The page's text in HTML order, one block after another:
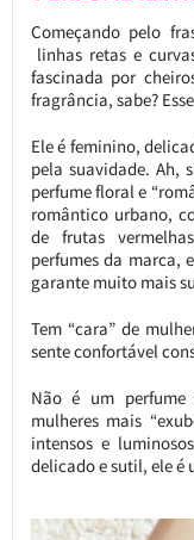
Começando pelo
linhas retas e
fascinada por
fragrância, sabe?
Ele é feminino,
pela suavidade. Ah,
perfume floral e
romântico urbano,
de frutas
perfumes da marca,
garante muito mais
Tem “cara” de
sente confortável
Não é um
mulheres mais
intensos e
delicado e sutil, ele é